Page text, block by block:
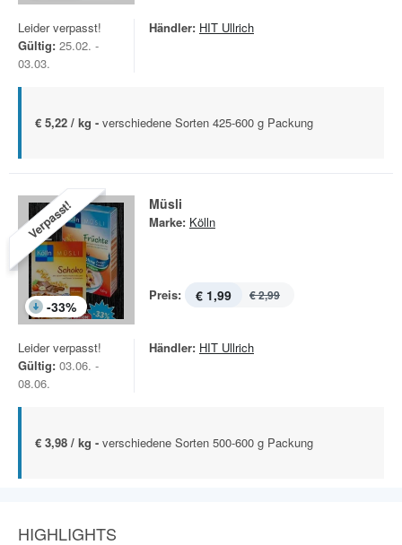
Leider verpasst!
Gültig: 25.02. -
03.03.
Händler: HIT Ullrich
€ 5,22 / kg - verschiedene Sorten 425-600 g Packung
Verpasst!
-33%
Müsli
Marke: Kölln
Preis: € 1,99 € 2,99
Leider verpasst!
Gültig: 03.06. -
08.06.
Händler: HIT Ullrich
€ 3,98 / kg - verschiedene Sorten 500-600 g Packung
HIGHLIGHTS